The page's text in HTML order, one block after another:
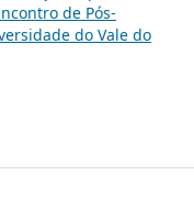
de Pós-
do Vale do